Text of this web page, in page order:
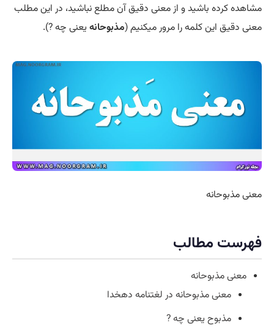
مشاهده کرده باشید و از معنی دقیق آن مطلع نباشید، در این مطلب
معنی دقیق این کلمه را مرور میکنیم (مذبوحانهیعنی چه ?).
معنی مذبوحانه
فهرست مطالب
معنی مذبوحانه
معنی مذبوحانه در لغتنامه دهخدا
مذبوح یعنی چه ?